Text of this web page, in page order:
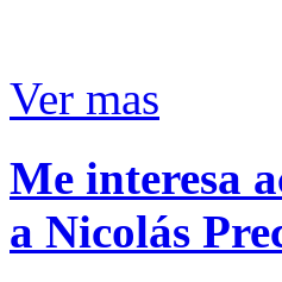
Ver mas
Me interesa
a Nicolás